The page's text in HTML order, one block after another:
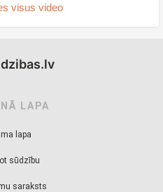
visus video
LAPA
lapa
sūdzību
saraksts